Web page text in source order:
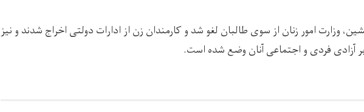
وزارت امور زنان از سوی طالبان لغو شد و کارمندان زن از ادارات دولتی اخراج شدند و نیز
آزادی فردی و اجتماعی آنان وضع شده‌ است.